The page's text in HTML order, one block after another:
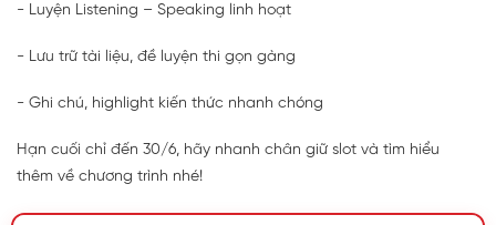
- Luyện Listening – Speaking linh hoạt
- Lưu trữ tài liệu, đề luyện thi gọn gàng
- Ghi chú, highlight kiến thức nhanh chóng
Hạn cuối chỉ đến 30/6, hãy nhanh chân giữ slot và tìm hiểu
thêm về chương trình nhé!